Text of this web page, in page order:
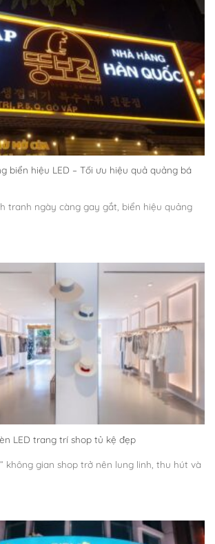
biển hiệu LED – Tối ưu hiệu quả quảng bá
tranh ngày càng gay gắt, biển hiệu quảng
LED trang trí shop tủ kệ đẹp
không gian shop trở nên lung linh, thu hút và